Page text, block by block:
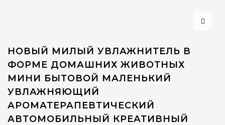
НОВЫЙ МИЛЫЙ УВЛАЖНИТЕЛЬ В
ФОРМЕ ДОМАШНИХ ЖИВОТНЫХ
МИНИ БЫТОВОЙ МАЛЕНЬКИЙ
УВЛАЖНЯЮЩИЙ
АРОМАТЕРАПЕВТИЧЕСКИЙ
АВТОМОБИЛЬНЫЙ КРЕАТИВНЫЙ